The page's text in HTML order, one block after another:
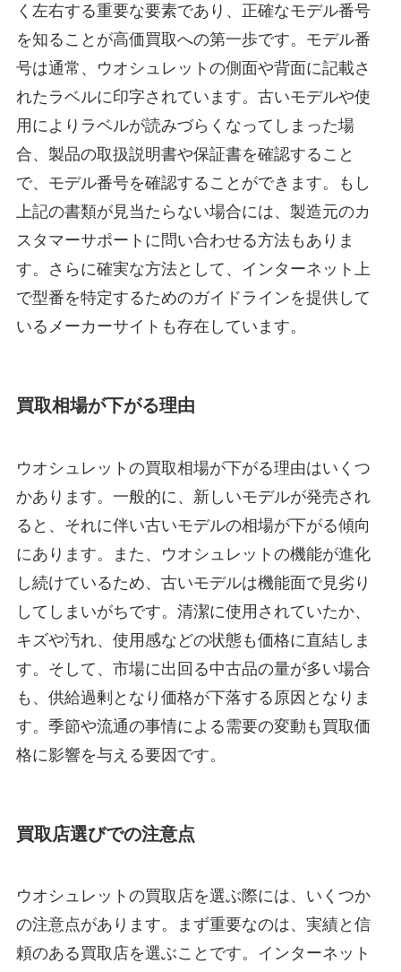
く左右する重要な要素であり、正確なモデル番号
を知ることが高価買取への第一歩です。モデル番
号は通常、ウオシュレットの側面や背面に記載さ
れたラベルに印字されています。古いモデルや使
用によりラベルが読みづらくなってしまった場
合、製品の取扱説明書や保証書を確認すること
で、モデル番号を確認することができます。もし
上記の書類が見当たらない場合には、製造元のカ
スタマーサポートに問い合わせる方法もありま
す。さらに確実な方法として、インターネット上
で型番を特定するためのガイドラインを提供して
いるメーカーサイトも存在しています。
買取相場が下がる理由
ウオシュレットの買取相場が下がる理由はいくつ
かあります。一般的に、新しいモデルが発売され
ると、それに伴い古いモデルの相場が下がる傾向
にあります。また、ウオシュレットの機能が進化
し続けているため、古いモデルは機能面で見劣り
してしまいがちです。清潔に使用されていたか、
キズや汚れ、使用感などの状態も価格に直結しま
す。そして、市場に出回る中古品の量が多い場合
も、供給過剰となり価格が下落する原因となりま
す。季節や流通の事情による需要の変動も買取価
格に影響を与える要因です。
買取店選びでの注意点
ウオシュレットの買取店を選ぶ際には、いくつか
の注意点があります。まず重要なのは、実績と信
頼のある買取店を選ぶことです。インターネット